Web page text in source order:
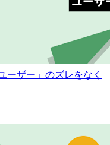
ザー」のズレをなく